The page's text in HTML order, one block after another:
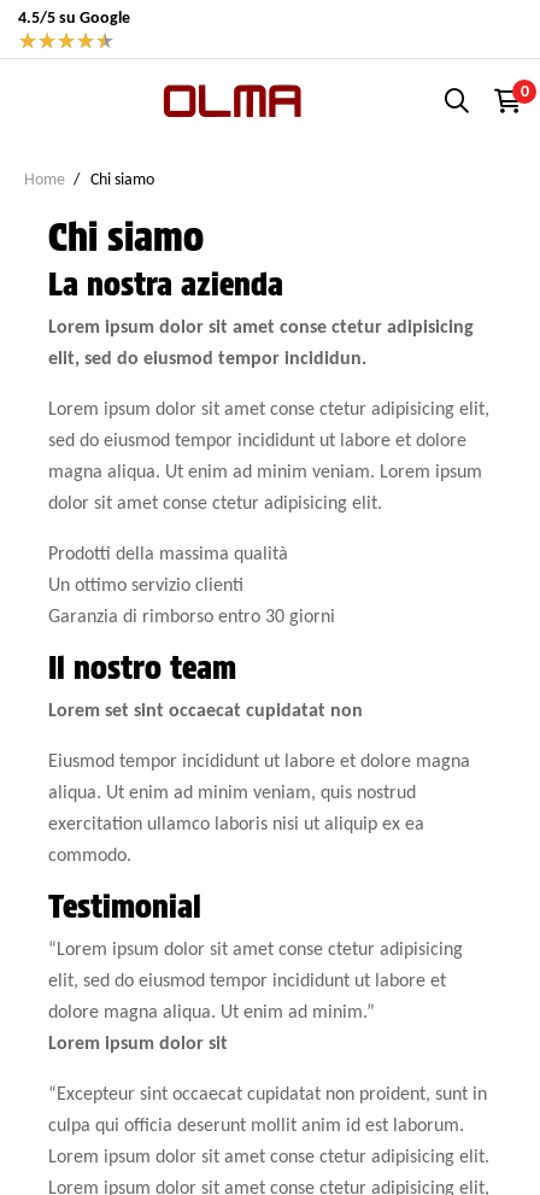
4.5/5 su Google
★★★★★
0
Home Chi siamo
Chi siamo
La nostra azienda
Lorem ipsum dolor sit amet conse ctetur adipisicing
elit, sed do eiusmod tempor incididun.
Lorem ipsum dolor sit amet conse ctetur adipisicing elit,
sed do eiusmod tempor incididunt ut labore et dolore
magna aliqua. Ut enim ad minim veniam. Lorem ipsum
dolor sit amet conse ctetur adipisicing elit.
Prodotti della massima qualità
Un ottimo servizio clienti
Garanzia di rimborso entro 30 giorni
Il nostro team
Lorem set sint occaecat cupidatat non
Eiusmod tempor incididunt ut labore et dolore magna
aliqua. Ut enim ad minim veniam, quis nostrud
exercitation ullamco laboris nisi ut aliquip ex ea
commodo.
Testimonial
“Lorem ipsum dolor sit amet conse ctetur adipisicing
elit, sed do eiusmod tempor incididunt ut labore et
dolore magna aliqua. Ut enim ad minim.”
Lorem ipsum dolor sit
“Excepteur sint occaecat cupidatat non proident, sunt in
culpa qui officia deserunt mollit anim id est laborum.
Lorem ipsum dolor sit amet conse ctetur adipisicing elit.
Lorem ipsum dolor sit amet conse ctetur adipisicing elit,